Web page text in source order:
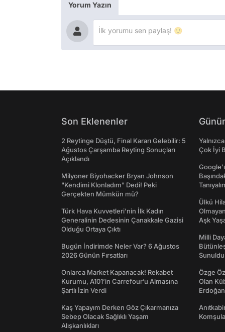
Yorum Yazın
Son Eklenenler
2 Reytinge Düştü, Final Kararı Gelebilir: 5
Ağustos Çarşamba Reyting Sonuçları
Açıklandı
Milyoner Biyohacker Bryan Johnson
"Kendimi Klonladım" Dedi! Peki
Gerçekten Mümkün mü?
Türk Hava Kuvvetleri'nin İlk Kadın
Generalinin Dedesinin Çanakkale Gazisi
Olduğu Ortaya Çıktı
Bugün İndirimde Neler Var? 6 Ağustos
2026 Günün Fırsatları
Onlarca Market Kapanacak! Rekabet
Kurumu, A101’in Carrefour’u Almasına
Şartlı İzin Verdi
Kaş Yapayım Derken Göz Çıkarmanıza
Sebep Olacak Sağlıklı Yaşam
Alışkanlıkları
Çok İyi
Ülkü
Aşk
Milli
Sunuldu
Özge
Olan